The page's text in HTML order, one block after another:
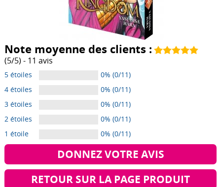
Note moyenne des clients :
(5/5) - 11 avis
5 étoiles
0% (0/11)
4 étoiles
0% (0/11)
3 étoiles
0% (0/11)
2 étoiles
0% (0/11)
1 étoile
0% (0/11)
DONNEZ VOTRE AVIS
RETOUR SUR LA PAGE PRODUIT